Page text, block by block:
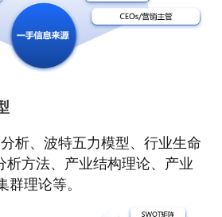
析、波特五力模型、行业生命
析方法、产业结构理论、产业
群理论等。